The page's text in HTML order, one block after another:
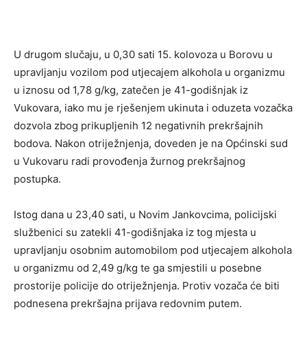
U drugom slučaju, u 0,30 sati 15. kolovoza u Borovu u
upravljanju vozilom pod utjecajem alkohola u organizmu
u iznosu od 1,78 g/kg, zatečen je 41-godišnjak iz
Vukovara, iako mu je rješenjem ukinuta i oduzeta vozačka
dozvola zbog prikupljenih 12 negativnih prekršajnih
bodova. Nakon otriježnjenja, doveden je na Općinski sud
u Vukovaru radi provođenja žurnog prekršajnog
postupka.
Istog dana u 23,40 sati, u Novim Jankovcima, policijski
službenici su zatekli 41-godišnjaka iz tog mjesta u
upravljanju osobnim automobilom pod utjecajem alkohola
u organizmu od 2,49 g/kg te ga smjestili u posebne
prostorije policije do otriježnjenja. Protiv vozača će biti
podnesena prekršajna prijava redovnim putem.